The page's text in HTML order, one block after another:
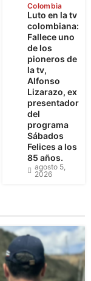
Colombia
Luto en la tv
colombiana:
Fallece uno
de los
pioneros de
la tv,
Alfonso
Lizarazo, ex
presentador
del
programa
Sábados
Felices a los
85 años.
agosto 5,
2026